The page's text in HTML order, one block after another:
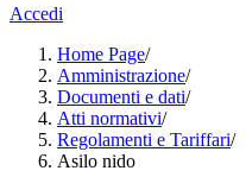
Accedi
Home Page/
Amministrazione/
Documenti e dati/
Atti normativi/
Regolamenti e Tariffari/
Asilo nido